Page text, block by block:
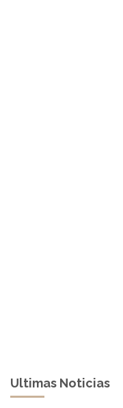
Ultimas Noticias